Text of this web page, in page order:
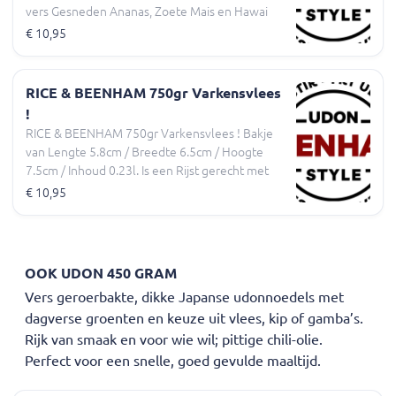
vers Gesneden Ananas, Zoete Mais en Hawai
Saus. En een Extra cupje Pittige Chilli Olie. En
€ 10,95
RICE & BEENHAM 750gr Varkensvlees
!
RICE & BEENHAM 750gr Varkensvlees ! Bakje
van Lengte 5.8cm / Breedte 6.5cm / Hoogte
7.5cm / Inhoud 0.23l. Is een Rijst gerecht met
geroerbakte Beenham en een Assortiment van
€ 10,95
OOK UDON 450 GRAM
Vers geroerbakte, dikke Japanse udonnoedels met
dagverse groenten en keuze uit vlees, kip of gamba’s.
Rijk van smaak en voor wie wil; pittige chili-olie.
Perfect voor een snelle, goed gevulde maaltijd.